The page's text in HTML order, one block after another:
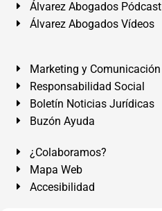
Álvarez Abogados Pódcast
Álvarez Abogados Vídeos
Marketing y Comunicación
Responsabilidad Social
Boletín Noticias Jurídicas
Buzón Ayuda
¿Colaboramos?
Mapa Web
Accesibilidad